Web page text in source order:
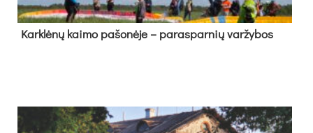
Kark­lė­nų kai­mo pa­šo­nė­je – pa­ras­par­nių var­žy­bos